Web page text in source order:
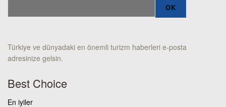
Türkiye ve dünyadaki en önemli turizm haberleri e-posta
adresinize gelsin.
Best Choice
En iyiler